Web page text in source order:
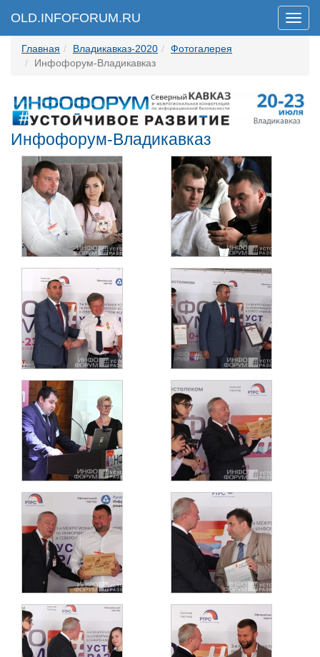
Меню
OLD.INFOFORUM.RU
Главная Владикавказ-2020
Фотогалерея
Инфофорум-Владикавказ
Инфофорум-Владикавказ